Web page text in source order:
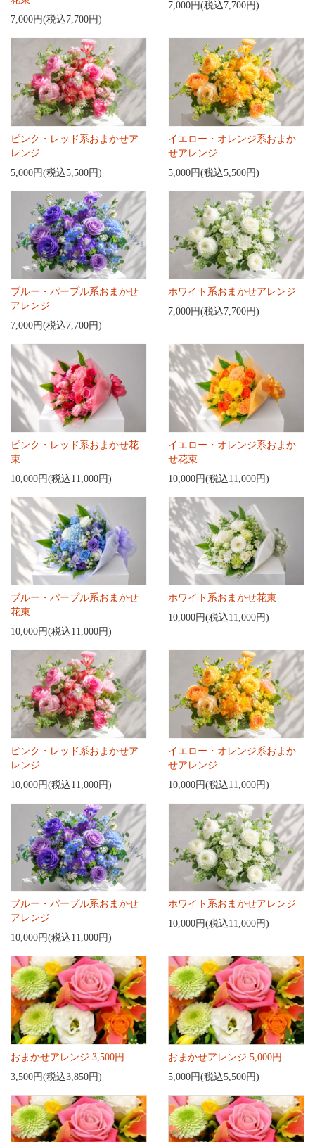
7,000円(税込7,700円)
7,000円(税込7,700円)
ピンク・レッド系おまかせア
レンジ
5,000円(税込5,500円)
イエロー・オレンジ系おまか
せアレンジ
5,000円(税込5,500円)
ブルー・パープル系おまかせ
アレンジ
7,000円(税込7,700円)
ホワイト系おまかせアレンジ
7,000円(税込7,700円)
ピンク・レッド系おまかせ花
束
10,000円(税込11,000円)
イエロー・オレンジ系おまか
せ花束
10,000円(税込11,000円)
ブルー・パープル系おまかせ
花束
10,000円(税込11,000円)
ホワイト系おまかせ花束
10,000円(税込11,000円)
ピンク・レッド系おまかせア
レンジ
10,000円(税込11,000円)
イエロー・オレンジ系おまか
せアレンジ
10,000円(税込11,000円)
ブルー・パープル系おまかせ
アレンジ
10,000円(税込11,000円)
ホワイト系おまかせアレンジ
10,000円(税込11,000円)
おまかせアレンジ 3,500円
3,500円(税込3,850円)
おまかせアレンジ 5,000円
5,000円(税込5,500円)